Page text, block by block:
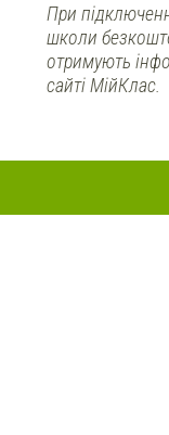
При
школи
отримують
сайті МійКлас.